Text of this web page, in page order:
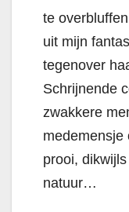
te
uit mijn
tegenover
Schrijnende
zwakkere
medemensje
prooi,
natuur…